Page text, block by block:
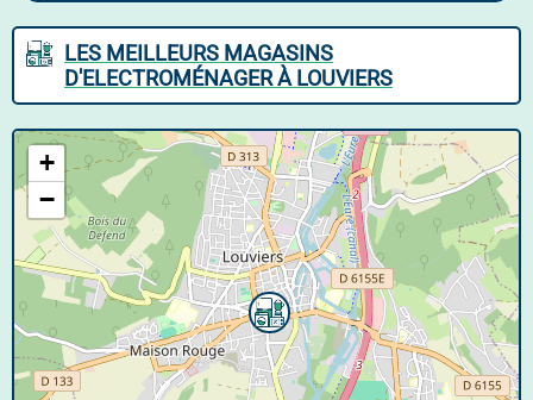
LES MEILLEURS MAGASINS
D'ELECTROMÉNAGER À LOUVIERS
+
−